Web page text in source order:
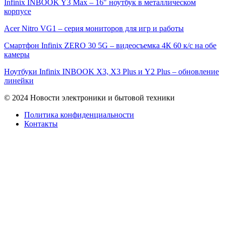
Infinix INBOOK Y3 Max – 16″ ноутбук в металлическом
корпусе
Acer Nitro VG1 – серия мониторов для игр и работы
Смартфон Infinix ZERO 30 5G – видеосъемка 4К 60 к/с на обе
камеры
Ноутбуки Infinix INBOOK X3, X3 Plus и Y2 Plus – обновление
линейки
© 2024 Новости электроники и бытовой техники
Политика конфиденциальности
Контакты